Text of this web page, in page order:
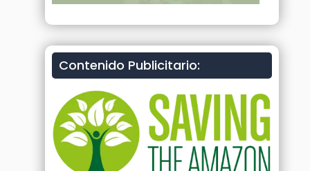
Contenido Publicitario: